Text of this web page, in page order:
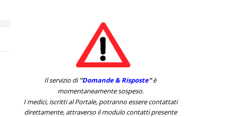
Il servizio di''Domande & Risposte''è
momentaneamente sospeso.
I medici, iscritti al Portale, potranno essere contattati
direttamente, attraverso il modulo contatti presente